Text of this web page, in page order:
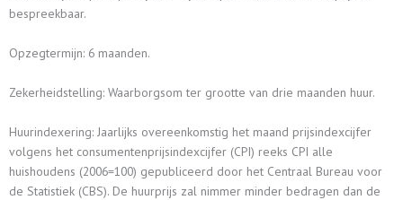
bespreekbaar.
Opzegtermijn: 6 maanden.
Zekerheidstelling: Waarborgsom ter grootte van drie maanden huur.
Huurindexering: Jaarlijks overeenkomstig het maand prijsindexcijfer
volgens het consumentenprijsindexcijfer (CPI) reeks CPI alle
huishoudens (2006=100) gepubliceerd door het Centraal Bureau voor
de Statistiek (CBS). De huurprijs zal nimmer minder bedragen dan de